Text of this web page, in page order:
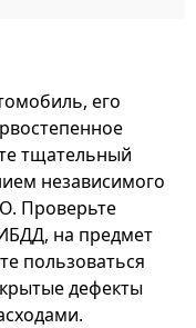
его
тщательный
независимого
Проверьте
на предмет
пользоваться
дефекты